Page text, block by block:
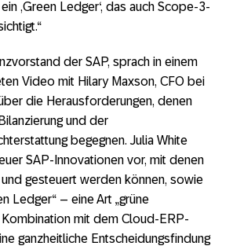
,Green Ledger‘, das auch Scope-3-
der SAP, sprach in einem
Video mit Hilary Maxson, CFO bei
die Herausforderungen, denen
und der
begegnen. Julia White
SAP-Innovationen vor, mit denen
gesteuert werden können, sowie
Ledger“ – eine Art „grüne
Kombination mit dem Cloud-ERP-
ganzheitliche Entscheidungsfindung